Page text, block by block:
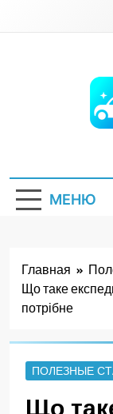
МЕНЮ
Главная
Що таке
потрібне
ПОЛЕЗНЫЕ
Що